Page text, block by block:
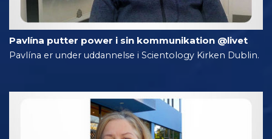
Pavlína putter power i sin kommunikation @livet
Pavlína er under uddannelse i Scientology Kirken Dublin.